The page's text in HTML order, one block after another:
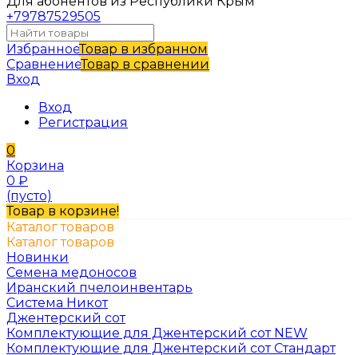
+79787529505
ИзбранноеТовар в избранном
СравнениеТовар в сравнении
Вход
Вход
Регистрация
0
Корзина
0 ₽
(пусто)
Товар в корзине!
Каталог товаров
Каталог товаров
Новинки
Семена медоносов
Иранский пчелоинвентарь
Система Никот
Джентерский сот
Комплектующие для Джентерский сот NEW
Комплектующие для Джентерский сот Стандарт